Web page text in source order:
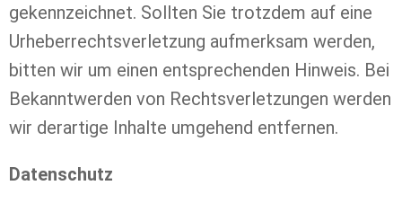
gekennzeichnet. Sollten Sie trotzdem auf eine
Urheberrechtsverletzung aufmerksam werden,
bitten wir um einen entsprechenden Hinweis. Bei
Bekanntwerden von Rechtsverletzungen werden
wir derartige Inhalte umgehend entfernen.
Datenschutz